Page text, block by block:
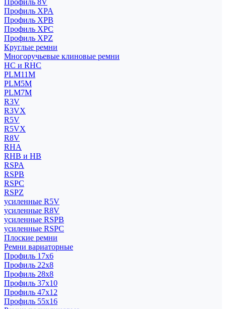
Профиль 8V
Профиль XPA
Профиль XPB
Профиль XPC
Профиль XPZ
Круглые ремни
Многоручьевые клиновые ремни
HC и RHC
PLM11M
PLM5M
PLM7M
R3V
R3VX
R5V
R5VX
R8V
RHA
RHB и HB
RSPA
RSPB
RSPC
RSPZ
усиленные R5V
усиленные R8V
усиленные RSPB
усиленные RSPC
Плоские ремни
Ремни вариаторные
Профиль 17x6
Профиль 22x8
Профиль 28x8
Профиль 37x10
Профиль 47x12
Профиль 55x16